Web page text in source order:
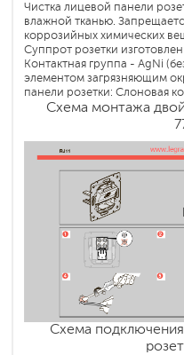
Чистка лицевой панели
влажной тканью.
коррозийных химических
Суппрот розетки
Контактная группа - AgNi
элементом загрязняющим
панели розетки: Слоновая
Схема монтажа
Схема